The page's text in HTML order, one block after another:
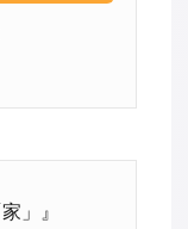
」』